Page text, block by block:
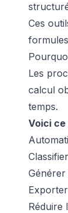
Ces
Les
calcul
temps.
Voici
Générer
Réduire